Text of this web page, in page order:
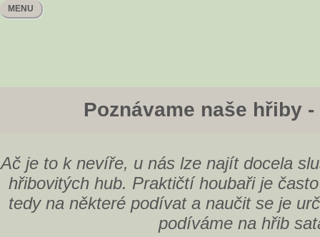
MENU
Poznávame naše hřiby
Ač je to k nevíře, u nás lze najít docela
hřibovitých hub. Praktičtí houbaři je
tedy na některé podívat a naučit se je
podíváme na hřib